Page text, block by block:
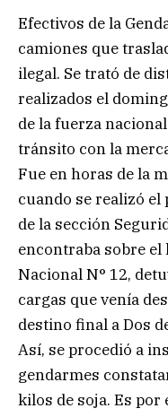
Efectivos de la
camiones que
ilegal. Se trató de
realizados el
de la fuerza
tránsito con la
Fue en horas de la
cuando se realizó
de la sección
encontraba sobre el
Nacional N° 12,
cargas que venía
destino final a Dos
Así, se procedió a
gendarmes
kilos de soja. Es por